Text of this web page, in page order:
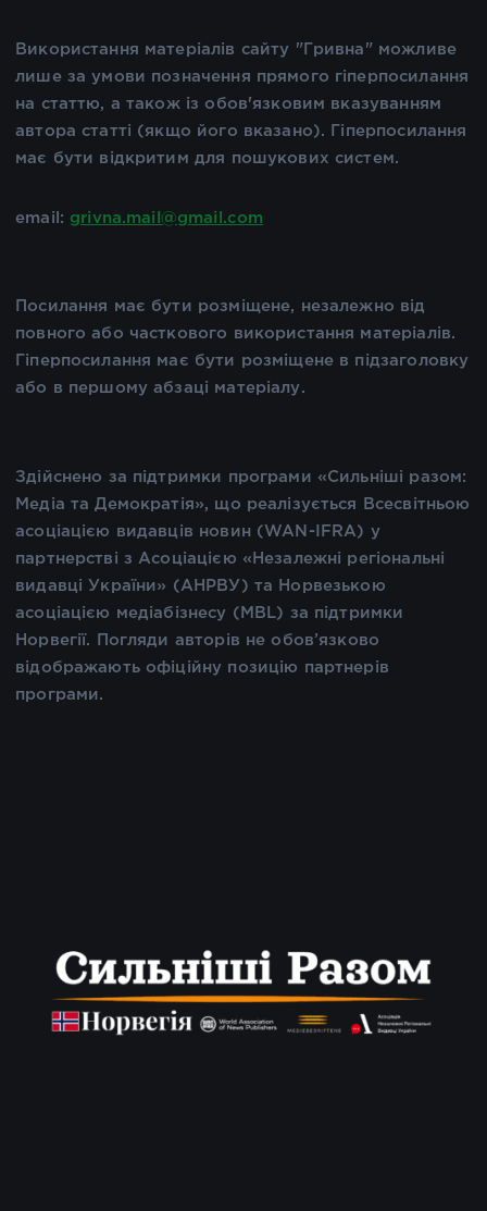
Використання матеріалів сайту "Гривна" можливе
лише за умови позначення прямого гіперпосилання
на статтю, а також із обов'язковим вказуванням
автора статті (якщо його вказано). Гіперпосилання
має бути відкритим для пошукових систем.
email: grivna.mail@gmail.com
Посилання має бути розміщене, незалежно від
повного або часткового використання матеріалів.
Гіперпосилання має бути розміщене в підзаголовку
або в першому абзаці матеріалу.
Здійснено за підтримки програми «Сильніші разом:
Медіа та Демократія», що реалізується Всесвітньою
асоціацією видавців новин (WAN-IFRA) у
партнерстві з Асоціацією «Незалежні регіональні
видавці України» (АНРВУ) та Норвезькою
асоціацією медіабізнесу (MBL) за підтримки
Норвегії. Погляди авторів не обов’язково
відображають офіційну позицію партнерів
програми.